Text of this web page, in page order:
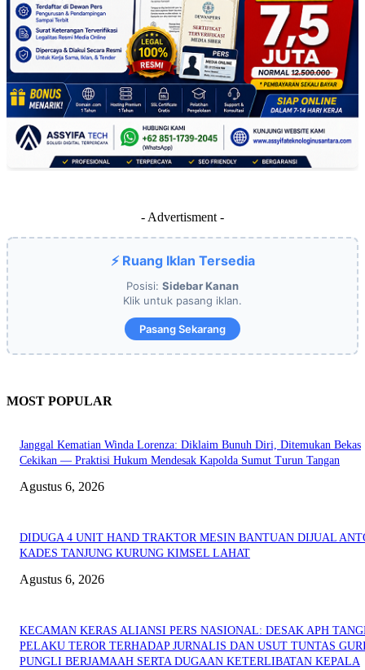
- Advertisment -
⚡ Ruang Iklan Tersedia
Posisi: Sidebar Kanan
Klik untuk pasang iklan.
Pasang Sekarang
MOST POPULAR
Janggal Kematian Winda Lorenza: Diklaim Bunuh Diri, Ditemukan Bekas
Cekikan — Praktisi Hukum Mendesak Kapolda Sumut Turun Tangan
Agustus 6, 2026
DIDUGA 4 UNIT HAND TRAKTOR MESIN BANTUAN DIJUAL
KADES TANJUNG KURUNG KIMSEL LAHAT
Agustus 6, 2026
KECAMAN KERAS ALIANSI PERS NASIONAL: DESAK APH
PELAKU TEROR TERHADAP JURNALIS DAN USUT TUNTAS
PUNGLI BERJAMAAH SERTA DUGAAN KETERLIBATAN KEPALA